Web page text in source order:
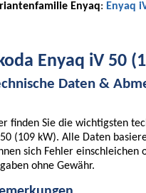
Enyaq: Enyaq
Enyaq iV 50
Daten &
finden Sie die wichtigsten
(109 kW). Alle Daten
sich Fehler
ohne Gewähr.